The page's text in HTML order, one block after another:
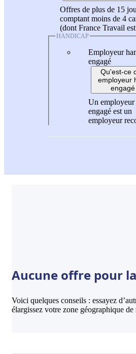
Offres de plus de 15
comptant moins de 4
(dont France Travail
HANDICAP
Employeur
engagé
Qu'est-ce
employeur
Un
engagé est un
employeur
Aucune offre pour
Voici quelques conseils : essayez
élargissez votre zone géographique de